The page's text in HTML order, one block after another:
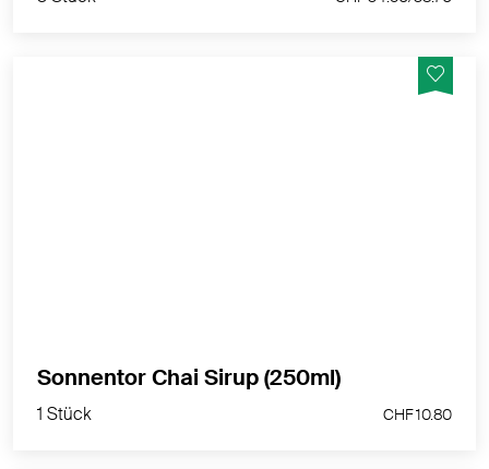
1 Stück
Sonnentor Chai Sirup (250ml)
1 Stück CHF 10.80